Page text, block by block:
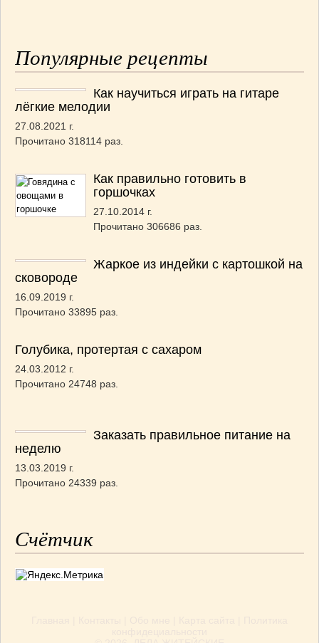
Популярные рецепты
Как научиться играть на гитаре
лёгкие мелодии
27.08.2021 г.
Прочитано 318114 раз.
Как правильно готовить в
горшочках
27.10.2014 г.
Прочитано 306686 раз.
Жаркое из индейки с картошкой на
сковороде
16.09.2019 г.
Прочитано 33895 раз.
Голубика, протертая с сахаром
24.03.2012 г.
Прочитано 24748 раз.
Заказать правильное питание на
неделю
13.03.2019 г.
Прочитано 24339 раз.
Счётчик